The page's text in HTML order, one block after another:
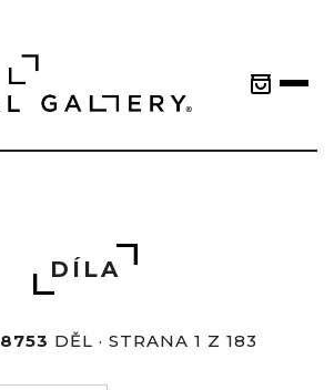
DÍLA
8753 DĚL · STRANA 1 Z 183